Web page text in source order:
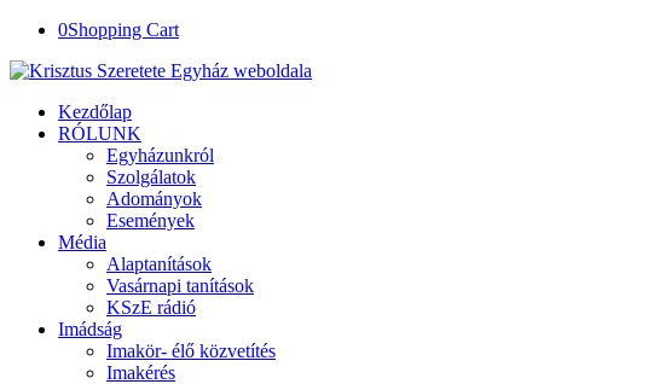
0Shopping Cart
Kezdőlap
RÓLUNK
Egyházunkról
Szolgálatok
Adományok
Események
Média
Alaptanítások
Vasárnapi tanítások
KSzE rádió
Imádság
Imakör- élő közvetítés
Imakérés